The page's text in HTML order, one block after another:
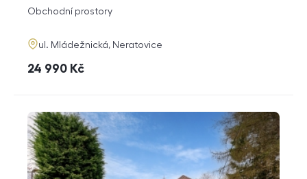
rozměry
dispozice
Obchodní prostory
adresa
ul. Mládežnická, Neratovice
cena
24 990 Kč